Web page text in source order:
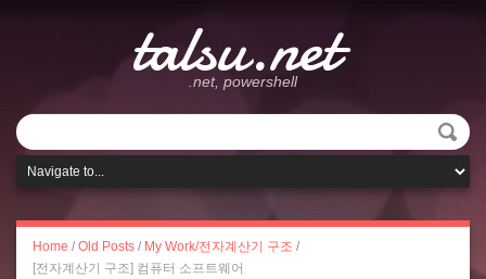
talsu.net
.net, powershell
Home / Old Posts / My Work/전자계산기 구조 /
[전자계산기 구조] 컴퓨터 소프트웨어